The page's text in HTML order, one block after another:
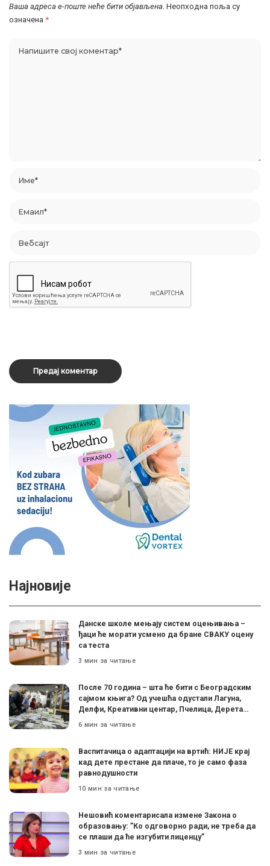
Ваша адреса е-поште неће бити објављена. Неопходна поља су
означена *
Најновије
Данске школе мењају систем оцењивања –
ђаци ће морати усмено да бране СВАКУ оцену
са теста
3 мин за читање
После 70 година – шта ће бити с Београдским
сајмом књига? Од учешћа одустали Лагуна,
Делфи, Креативни центар, Пчелица, Дерета…
6 мин за читање
Васпитачица о адаптацији на вртић: НИЈЕ крај
кад дете престане да плаче, то је само фаза
равнодушности
10 мин за читање
Нешовић коментарисала измене Закона о
образовању: ”Ко одговорно ради, не треба да
се плаши да ће изгубити лиценцу”
3 мин за читање